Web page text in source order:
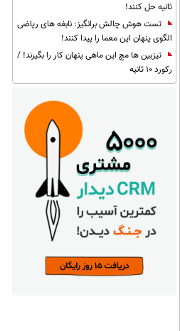
ثانیه حل کنند!
تست هوش چالش برانگیز: نابغه های ریاضی
الگوی پنهان این معما را پیدا کنند!
تیزبین ها مچ این ماهی پنهان کار را بگیرند! /
رکورد 10 ثانیه